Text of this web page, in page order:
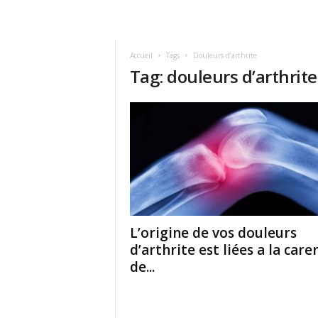
Accueil Tags Douleurs d’arthrite
Tag: douleurs d’arthrite
L’origine de vos douleurs
d’arthrite est liées a la
de...